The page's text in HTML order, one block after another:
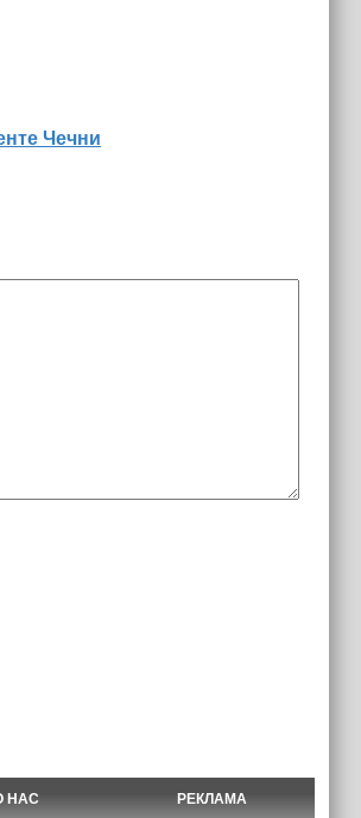
Чечни
НАС РЕКЛАМА